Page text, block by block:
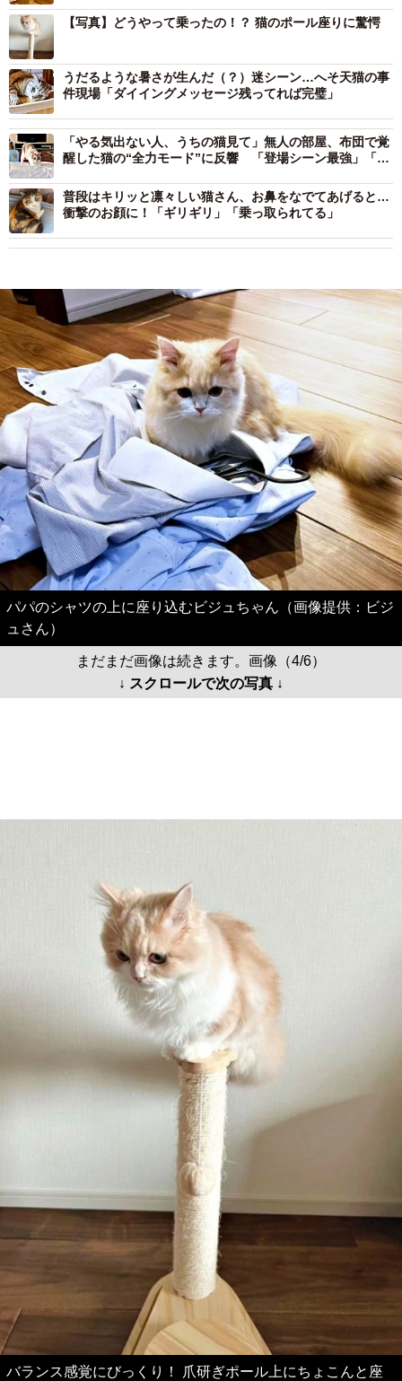
【写真】どうやって乗ったの！？ 猫のポール座りに驚愕
うだるような暑さが生んだ（？）迷シーン…へそ天猫の事
件現場「ダイイングメッセージ残ってれば完璧」
「やる気出ない人、うちの猫見て」無人の部屋、布団で覚
醒した猫の“全力モード”に反響 「登場シーン最強」「キ
普段はキリッと凛々しい猫さん、お鼻をなでてあげると…
衝撃のお顔に！「ギリギリ」「乗っ取られてる」
パパのシャツの上に座り込むビジュちゃん（画像提供：ビジ
ュさん）
まだまだ画像は続きます。画像（4/6）
↓ スクロールで次の写真 ↓
バランス感覚にびっくり！ 爪研ぎポール上にちょこんと座